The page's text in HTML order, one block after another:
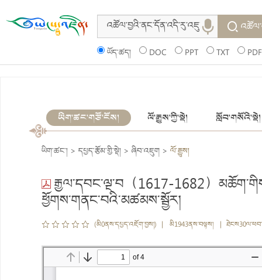
ཡོད་ཚད། DOC PPT TXT PDF
ཡིག་ཚང་གཙོ་ངོས། ལོ་རྒྱུས་ཀྱི་སྡེ། སློབ་གསོའི་སྡེ།
ཡིག་ཚང་། > དཔྱད་རྩོམ་གྱི་སྡེ། > ཞིབ་འཇུག > ལོ་རྒྱུས།
རྒྱལ་དབང་ལྔ་བ（1617-1682）
ཕྱོགས་གནང་བའི་མཚམས་སྦྱོར།
(མི0ནས་དཔྱད་འཇོག་བྱས།) | མི1943ནས་བལྟས། |